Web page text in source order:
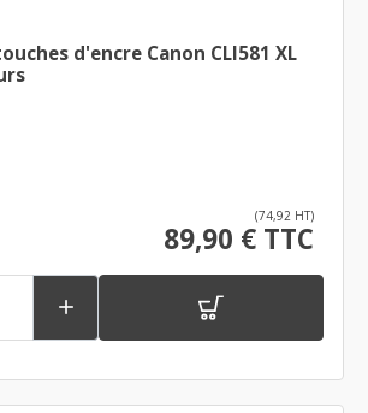
d'encre Canon CLI581 XL
(74,92 HT)
89,90 € TTC
